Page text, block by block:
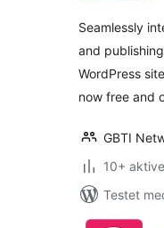
Seamlessly
and
WordPress
now free and
GBTI
10+
Testet